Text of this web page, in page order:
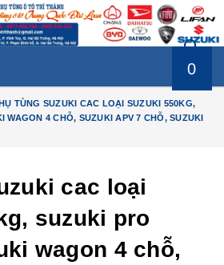
0
TÙNG SUZUKI CAC LOẠI SUZUKI 550KG,
WAGON 4 CHỖ, SUZUKI APV 7 CHỖ, SUZUKI
cac loại
suzuki pro
wagon 4 chỗ,